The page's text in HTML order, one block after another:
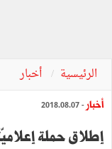
الرئيسية أخبار
أخبار - 2018.08.07
إطلاق حملة